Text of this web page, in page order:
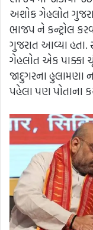
અશોક ગેહલોત
ભાજપ ને કન્ટ્રોલ
ગુજરાત આવ્યા હતા.
ગેહલોત એક પાક્કા
જાદુગરના હુલામણા
પહેલા પણ પોતાના